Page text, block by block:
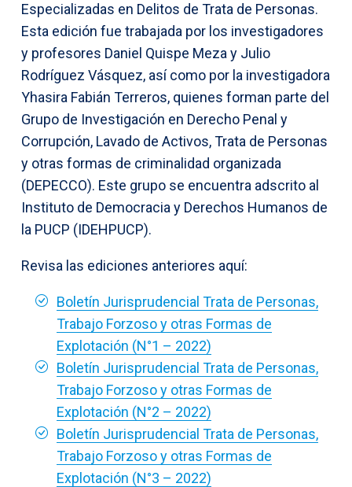
Especializadas en Delitos de Trata de Personas.
Esta edición fue trabajada por los investigadores
y profesores Daniel Quispe Meza y Julio
Rodríguez Vásquez, así como por la investigadora
Yhasira Fabián Terreros, quienes forman parte del
Grupo de Investigación en Derecho Penal y
Corrupción, Lavado de Activos, Trata de Personas
y otras formas de criminalidad organizada
(DEPECCO). Este grupo se encuentra adscrito al
Instituto de Democracia y Derechos Humanos de
la PUCP (IDEHPUCP).
Revisa las ediciones anteriores aquí:
Boletín Jurisprudencial Trata de Personas,
Trabajo Forzoso y otras Formas de
Explotación (N°1 – 2022)
Boletín Jurisprudencial Trata de Personas,
Trabajo Forzoso y otras Formas de
Explotación (N°2 – 2022)
Boletín Jurisprudencial Trata de Personas,
Trabajo Forzoso y otras Formas de
Explotación (N°3 – 2022)